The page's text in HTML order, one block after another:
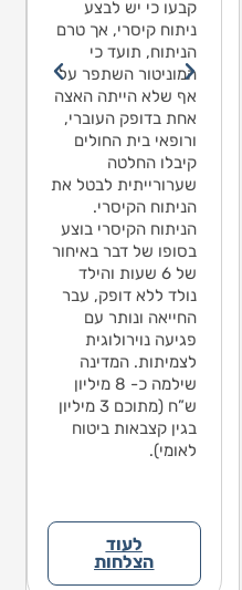
כי
קבעו כי יש לבצע
ניתוח קיסרי, אך טרם
הניתוח, תועד כי
המוניטור השתפר על
אף שלא הייתה האצה
אחת בדופק העוברי,
ורופאי בית החולים
קיבלו החלטה
שערורייתית לבטל את
הניתוח הקיסרי.
הניתוח הקיסרי בוצע
בסופו של דבר באיחור
של 6 שעות והילד
נולד ללא דופק, עבר
החייאה ונותר עם
פגיעה נוירולוגית
לצמיתות. המדינה
שילמה כ- 8 מיליון
ש”ח (מתוכם 3 מיליון
בגין קצבאות ביטוח
לאומי).
לעוד
הצלחות